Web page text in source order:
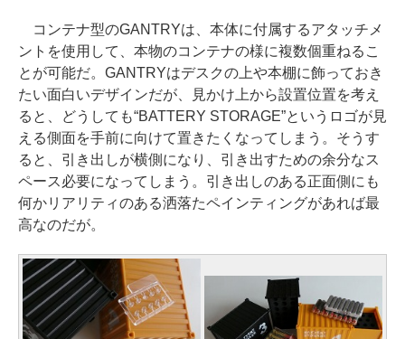
コンテナ型のGANTRYは、本体に付属するアタッチメ
ントを使用して、本物のコンテナの様に複数個重ねるこ
とが可能だ。GANTRYはデスクの上や本棚に飾っておき
たい面白いデザインだが、見かけ上から設置位置を考え
ると、どうしても“BATTERY STORAGE”というロゴが見
える側面を手前に向けて置きたくなってしまう。そうす
ると、引き出しが横側になり、引き出すための余分なス
ペース必要になってしまう。引き出しのある正面側にも
何かリアリティのある洒落たペインティングがあれば最
高なのだが。